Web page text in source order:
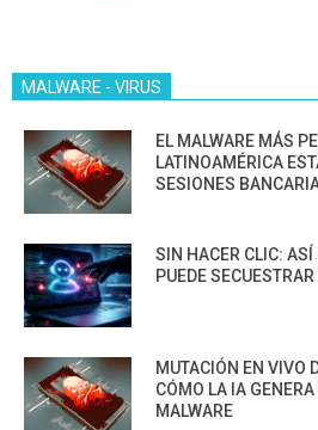
MALWARE - VIRUS
EL MALWARE MÁS
LATINOAMÉRICA
SESIONES
SIN HACER CLIC: ASÍ
PUEDE
MUTACIÓN EN VIVO
CÓMO LA IA
MALWARE